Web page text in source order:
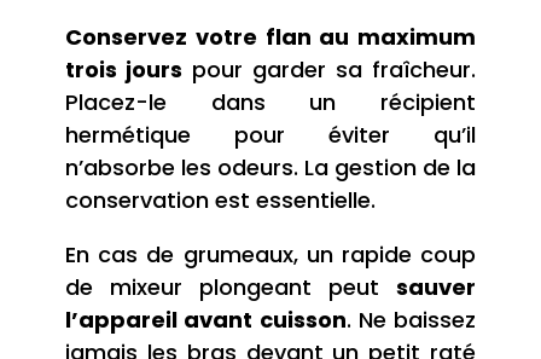
Conservez votre flan au maximum
trois jours pour garder sa fraîcheur.
Placez-le dans un récipient
hermétique pour éviter qu’il
n’absorbe les odeurs. La gestion de la
conservation est essentielle.
En cas de grumeaux, un rapide coup
de mixeur plongeant peutsauver
l’appareil avant cuisson. Ne baissez
jamais les bras devant un petit raté